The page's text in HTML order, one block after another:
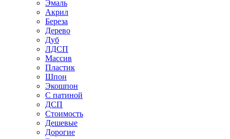
Эмаль
Акрил
Береза
Дерево
Дуб
ЛДСП
Массив
Пластик
Шпон
Экошпон
С патиной
ДСП
Стоимость
Дешевые
Дорогие